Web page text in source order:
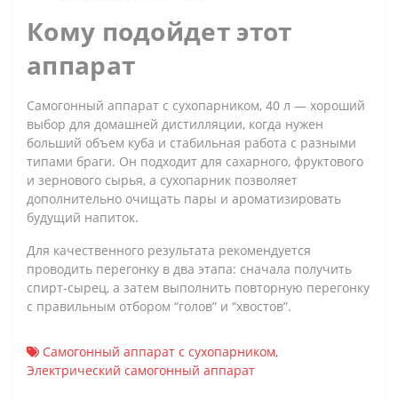
Кому подойдет этот
аппарат
Самогонный аппарат с сухопарником, 40 л — хороший
выбор для домашней дистилляции, когда нужен
больший объем куба и стабильная работа с разными
типами браги. Он подходит для сахарного, фруктового
и зернового сырья, а сухопарник позволяет
дополнительно очищать пары и ароматизировать
будущий напиток.
Для качественного результата рекомендуется
проводить перегонку в два этапа: сначала получить
спирт-сырец, а затем выполнить повторную перегонку
с правильным отбором “голов” и “хвостов”.
Самогонный аппарат с сухопарником,
Электрический самогонный аппарат